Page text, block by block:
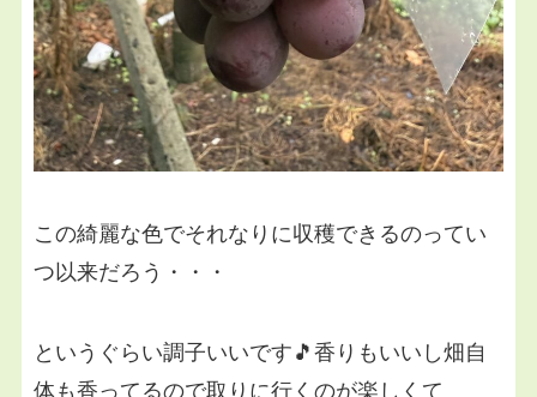
この綺麗な色でそれなりに収穫できるのってい
つ以来だろう・・・
というぐらい調子いいです🎵香りもいいし畑自
体も香ってるので取りに行くのが楽しくて